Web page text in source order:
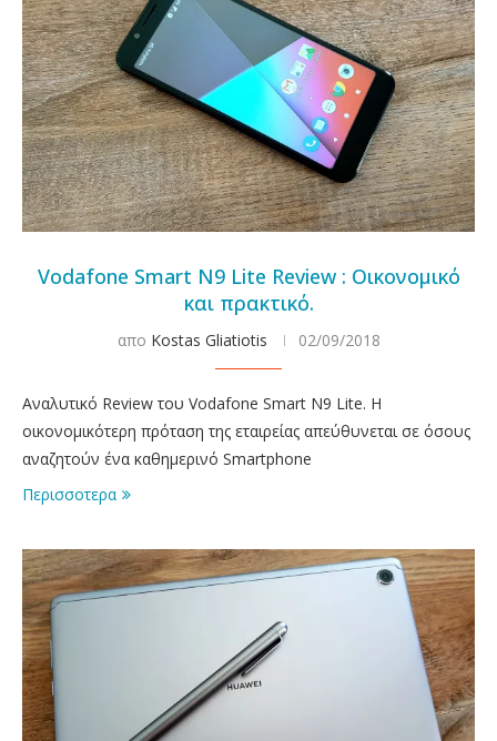
Vodafone Smart N9 Lite Review : Οικονομικό
και πρακτικό.
απο Kostas Gliatiotis 02/09/2018
Αναλυτικό Review του Vodafone Smart N9 Lite. Η
οικονομικότερη πρόταση της εταιρείας απεύθυνεται σε όσους
αναζητούν ένα καθημερινό Smartphone
Περισσοτερα